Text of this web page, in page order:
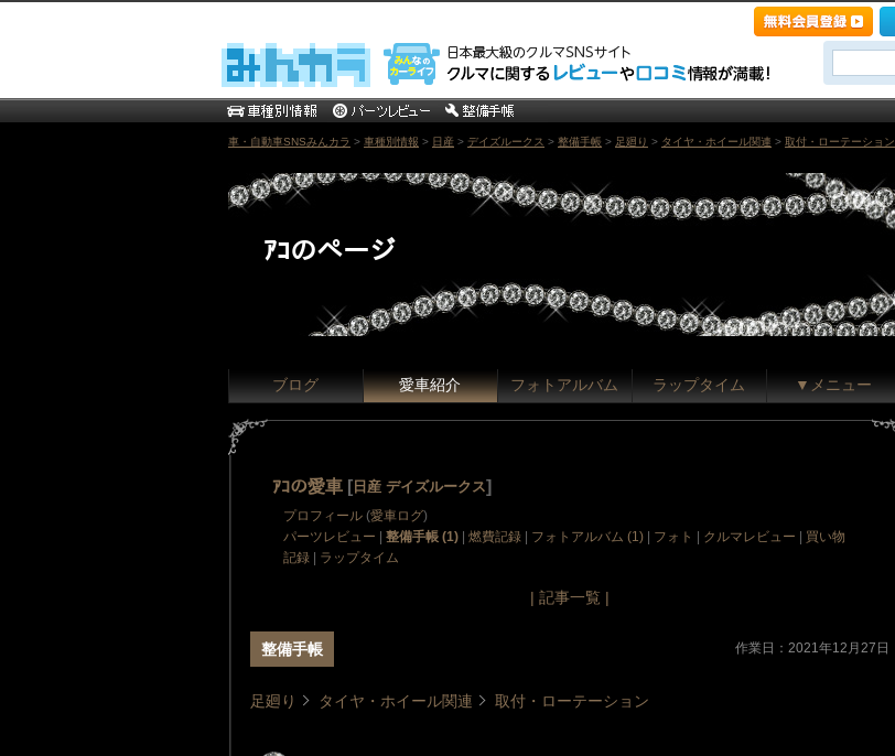
車・自動車SNSみんカラ > 車種別情報 > 日産 > デイズルークス > 整備手帳 > 足廻り > タイヤ・ホイール関連 > 取付・ローテーション
ｱｺのページ
ブログ 愛車紹介 フォトアルバム ラップタイム ▼メニュー
ｱｺの愛車 [ 日産 デイズルークス]
プロフィール (愛車ログ)
パーツレビュー
整備手帳 (1) 燃費記録 フォトアルバム (1) フォト クルマレビュー
買い物
記録
ラップタイム
| 記事一覧 |
整備手帳 作業日：2021年12月27日
足廻り タイヤ・ホイール関連 取付・ローテーション